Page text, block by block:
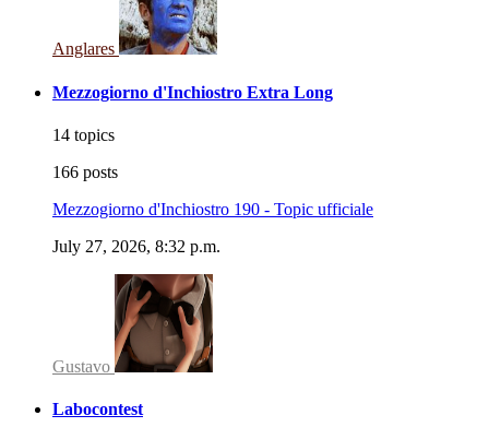
Anglares
Mezzogiorno d'Inchiostro Extra Long
14 topics
166 posts
Mezzogiorno d'Inchiostro 190 - Topic ufficiale
July 27, 2026, 8:32 p.m.
Gustavo
Labocontest